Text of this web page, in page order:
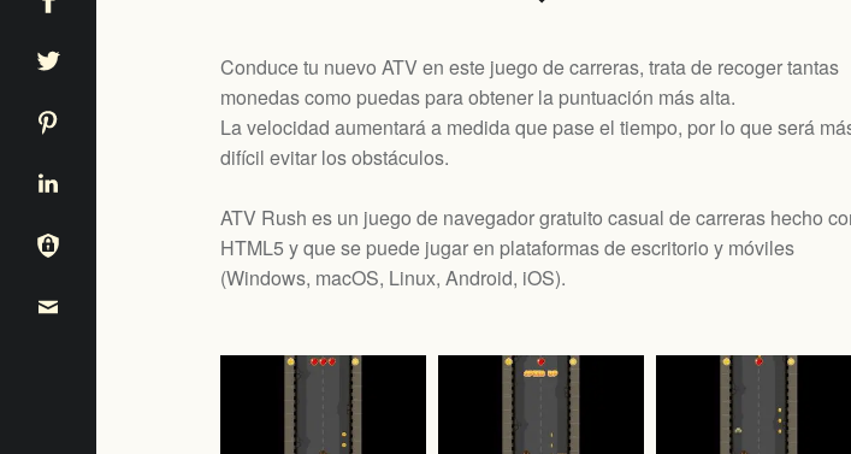
Conduce tu nuevo ATV en este juego de carreras, trata de recoger tantas
monedas como puedas para obtener la puntuación más alta.
La velocidad aumentará a medida que pase el tiempo, por lo que será
difícil evitar los obstáculos.
ATV Rush es un juego de navegador gratuito casual de carreras hecho
HTML5 y que se puede jugar en plataformas de escritorio y móviles
(Windows, macOS, Linux, Android, iOS).